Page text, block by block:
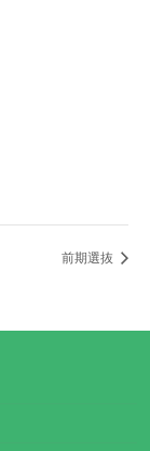
前期選抜